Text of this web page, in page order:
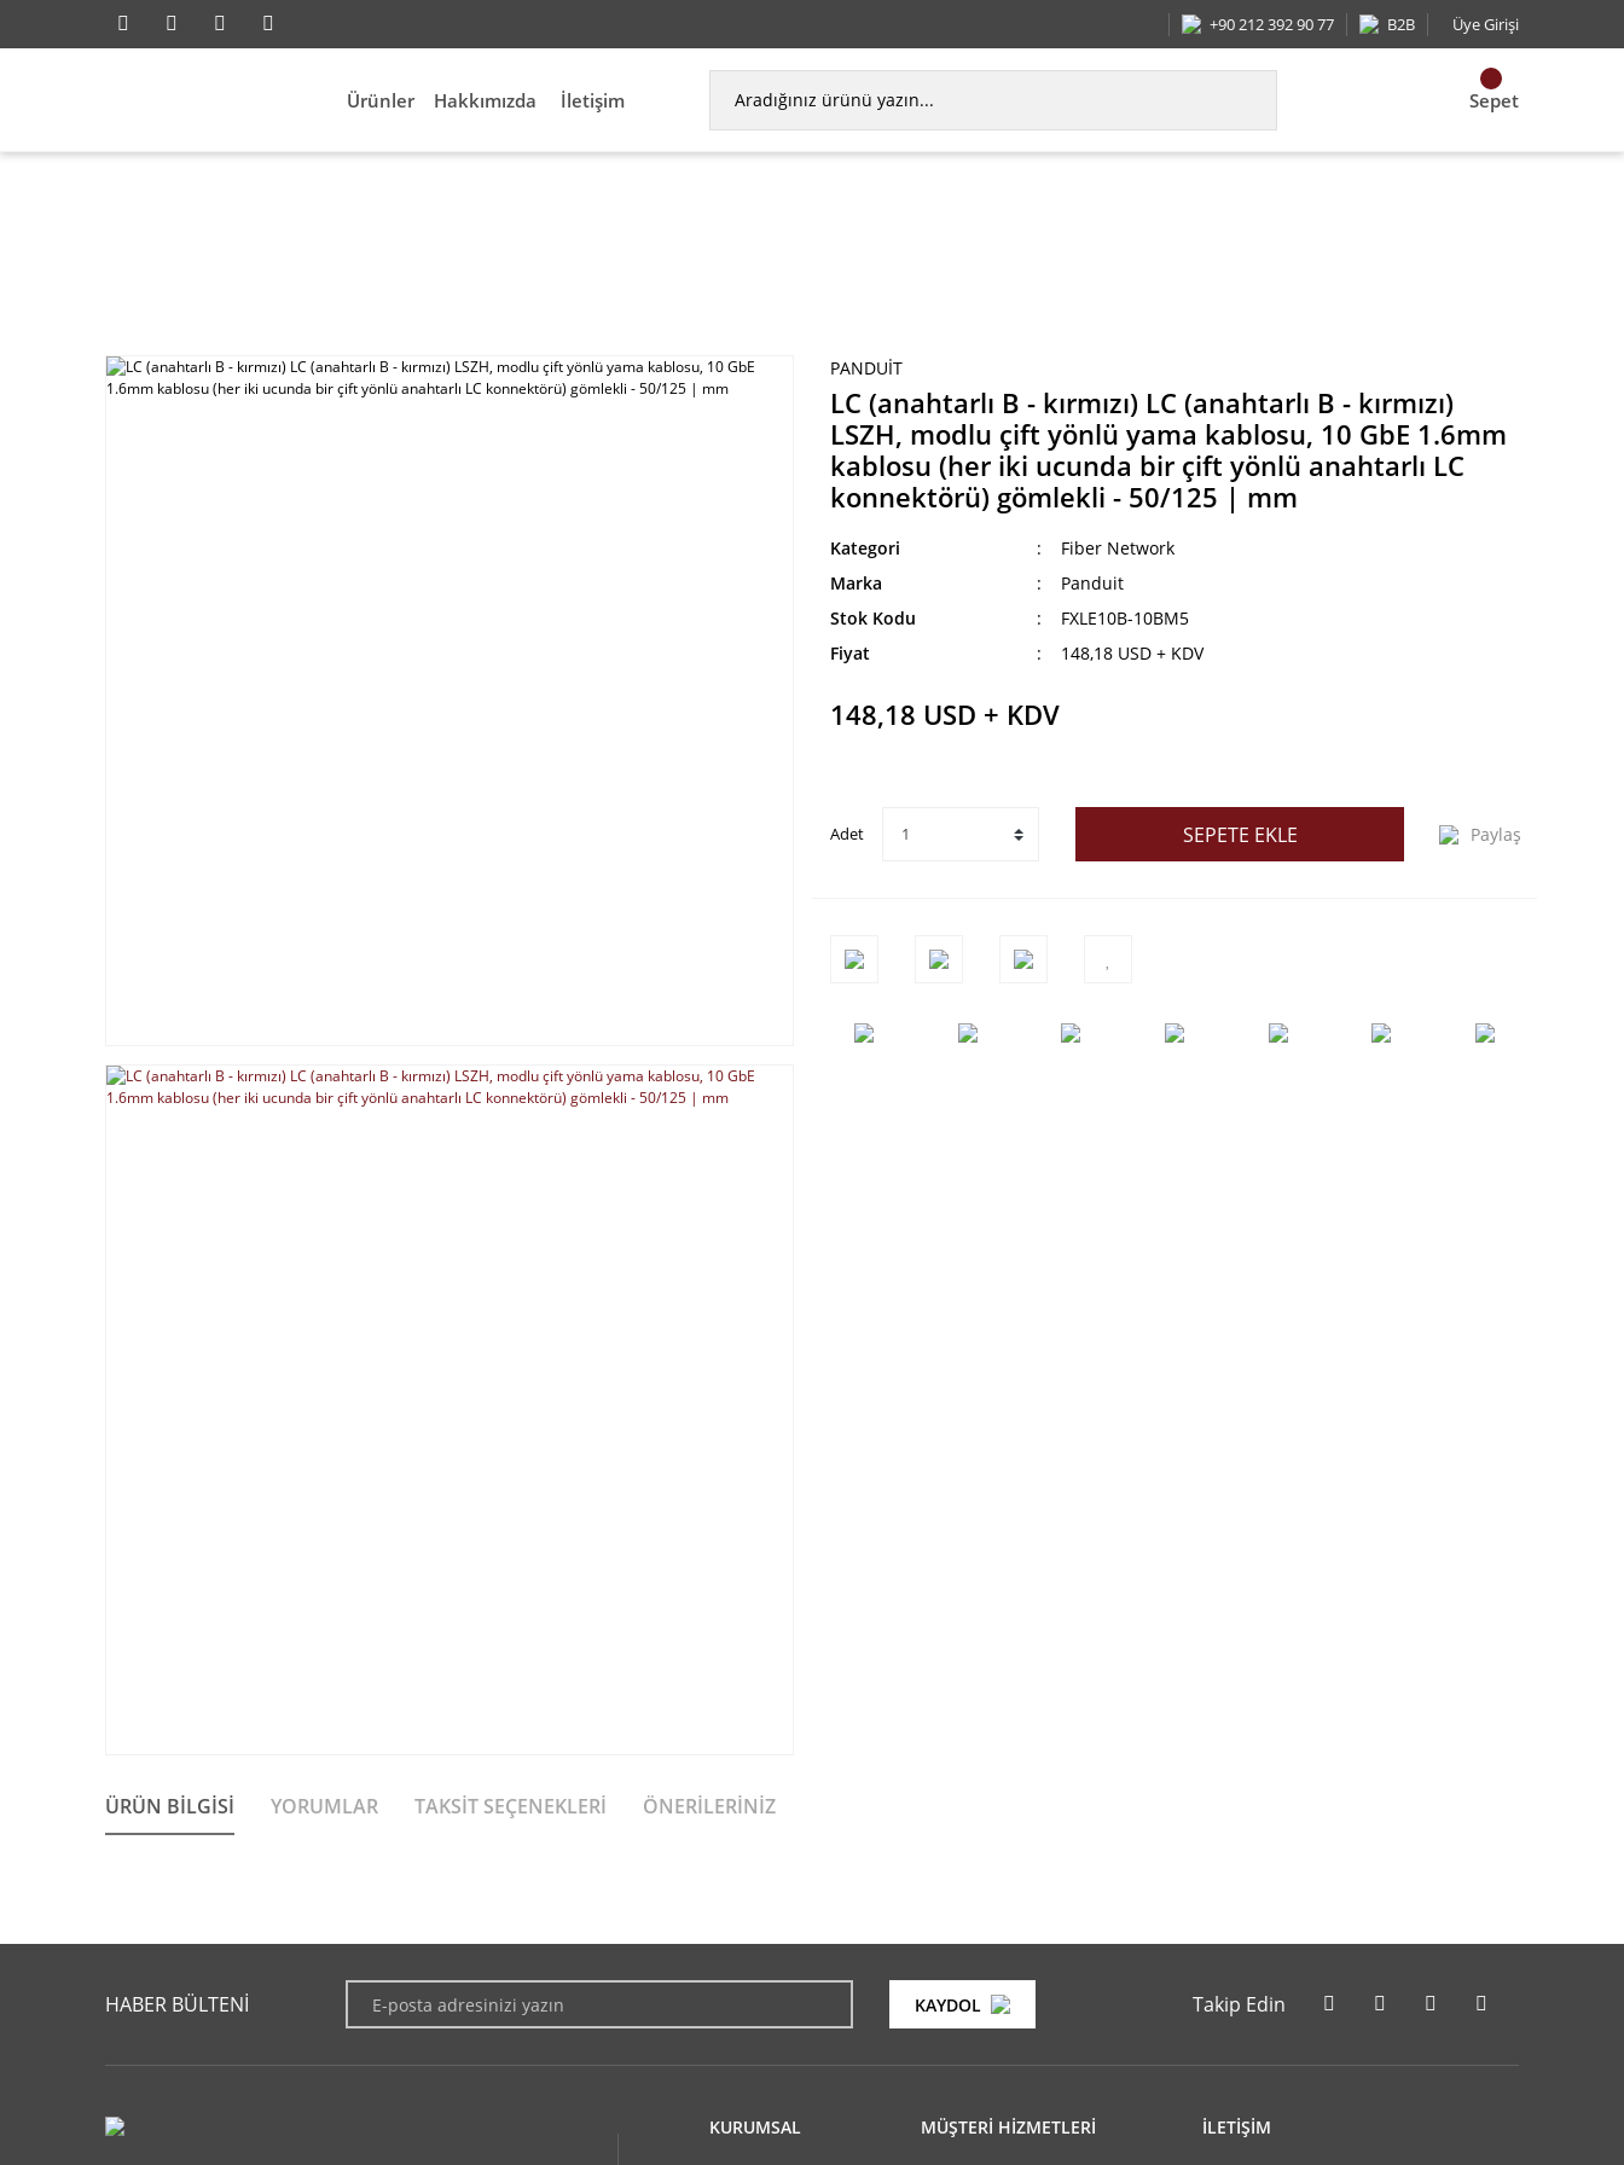
+90 212 392 90 77 B2B Üye Girişi
Ürünler Hakkımızda İletişim Sepet
PANDUIT
LC (anahtarlı B - kırmızı) LC (anahtarlı B - kırmızı)
LSZH, modlu çift yönlü yama kablosu, 10 GbE 1.6mm
kablosu (her iki ucunda bir çift yönlü anahtarlı LC
konnektörü) gömlekli - 50/125 | mm
Kategori
Fiber Network
Marka
Panduit
Stok Kodu
FXLE10B-10BM5
Fiyat
148,18 USD + KDV
148,18 USD + KDV
Adet SEPETE EKLE Paylaş
ÜRÜN BILGISI YORUMLAR TAKSIT SEÇENEKLERI ÖNERILERINIZ
Yorum Yaz
Görüş ve önerileriniz için teşekkür ederiz.
Ürün açıklamasında eksik bilgiler bulunuyor.
HABER BÜLTENİ KAYDOL Takip Edin
KURUMSAL MÜŞTERİ HİZMETLERİ İLETİŞİM